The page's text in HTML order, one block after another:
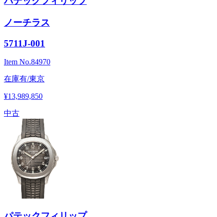
ノーチラス
5711J-001
Item No.84970
在庫有/東京
¥13,989,850
中古